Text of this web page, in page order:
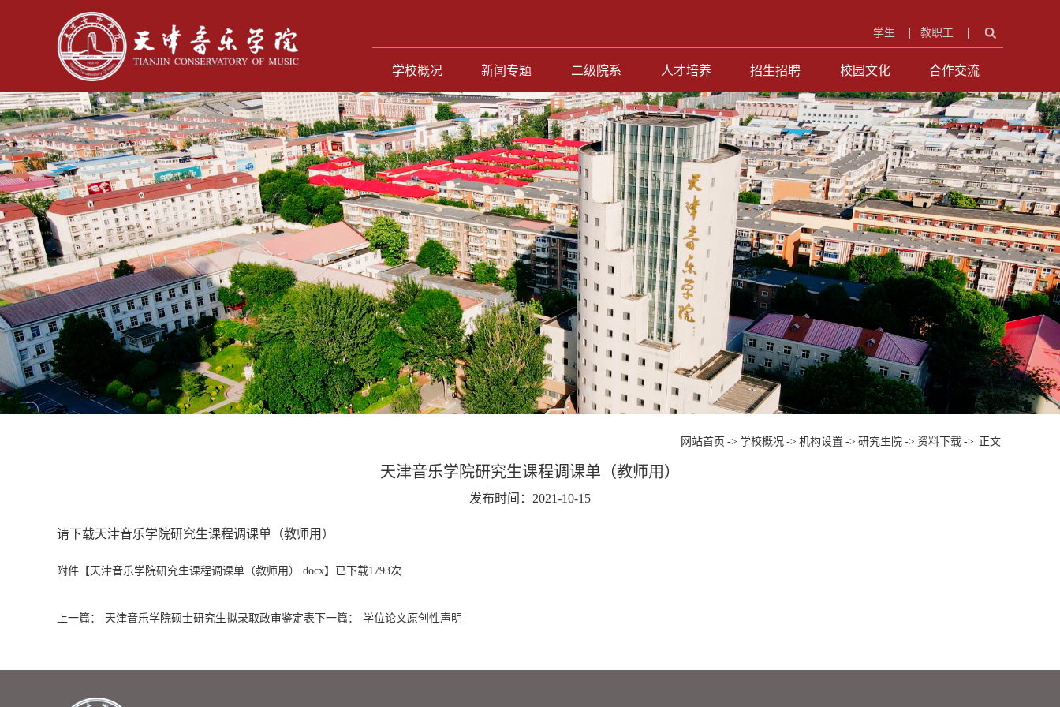
学生 教职工
学校概况 新闻专题 二级院系 人才培养 招生招聘 校园文化 合作交流
网站首页 -> 学校概况 -> 机构设置 -> 研究生院 -> 资料下载 -> 正文
天津音乐学院研究生课程调课单（教师用）
发布时间：2021-10-15
请下载天津音乐学院研究生课程调课单（教师用）
附件【天津音乐学院研究生课程调课单（教师用）.docx】已下载1793次
上一篇： 天津音乐学院硕士研究生拟录取政审鉴定表 下一篇： 学位论文原创性声明